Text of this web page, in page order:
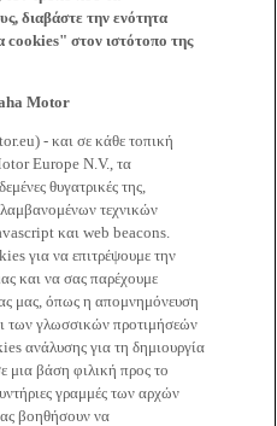
διαβάστε την ενότητα
cookies" στον ιστότοπο της
Motor
- και σε κάθε τοπική
Europe N.V., τα
θυγατρικές της,
τεχνικών
και web beacons.
για να επιτρέψουμε την
και να σας παρέχουμε
μας, όπως η απομνημόνευση
των γλωσσικών προτιμήσεών
ανάλυσης για τη δημιουργία
μια βάση φιλική προς το
γραμμές των αρχών
βοηθήσουν να